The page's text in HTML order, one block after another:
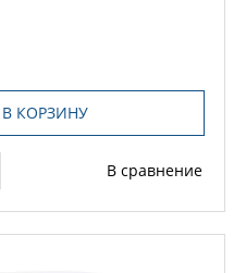
КОРЗИНУ
В сравнение